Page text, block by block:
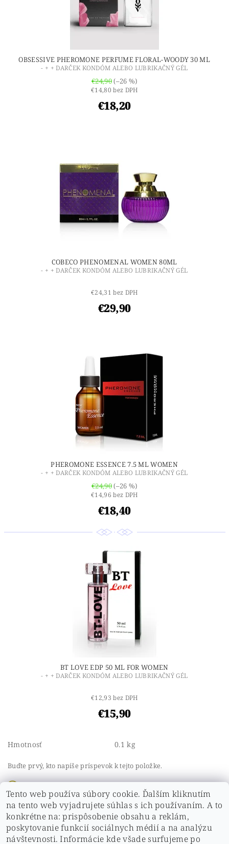
OBSESSIVE PHEROMONE PERFUME FLORAL-WOODY 30 ML
- + + DARČEK KONDÓM ALEBO LUBRIKAČNÝ GÉL
€24,90(–26 %)
€14,80 bez DPH
€18,20
COBECO PHENOMENAL WOMEN 80ML
- + + DARČEK KONDÓM ALEBO LUBRIKAČNÝ GÉL
€24,31 bez DPH
€29,90
PHEROMONE ESSENCE 7.5 ML WOMEN
- + + DARČEK KONDÓM ALEBO LUBRIKAČNÝ GÉL
€24,90(–26 %)
€14,96 bez DPH
€18,40
BT LOVE EDP 50 ML FOR WOMEN
- + + DARČEK KONDÓM ALEBO LUBRIKAČNÝ GÉL
€12,93 bez DPH
€15,90
Hmotnosť 0.1 kg
Buďte prvý, kto napíše príspevok k tejto položke.
Pridať komentár
Buďte prvý, kto napíše príspevok k tejto položke.
Pridať hodnotenie
Tento web používa súbory cookie. Ďalším kliknutím
na tento web vyjadrujete súhlas s ich používaním. A to
konkrétne na: prispôsobenie obsahu a reklám,
poskytovanie funkcií sociálnych médií a na analýzu
návštevnosti. Informácie kde všade surfujeme po